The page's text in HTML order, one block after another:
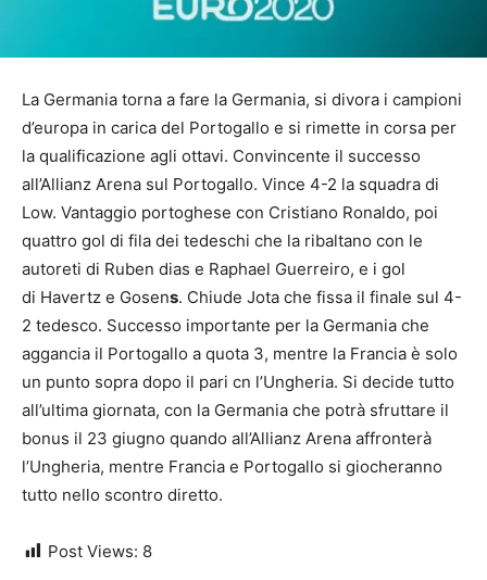
La Germania torna a fare la Germania, si divora i campioni
d’europa in carica del Portogallo e si rimette in corsa per
la qualificazione agli ottavi. Convincente il successo
all’Allianz Arena sul Portogallo. Vince 4-2 la squadra di
Low. Vantaggio portoghese con Cristiano Ronaldo, poi
quattro gol di fila dei tedeschi che la ribaltano con le
autoreti di Ruben dias e Raphael Guerreiro, e i gol
di Havertz e Gosens. Chiude Jota che fissa il finale sul 4-
2 tedesco. Successo importante per la Germania che
aggancia il Portogallo a quota 3, mentre la Francia è solo
un punto sopra dopo il pari cn l’Ungheria. Si decide tutto
all’ultima giornata, con la Germania che potrà sfruttare il
bonus il 23 giugno quando all’Allianz Arena affronterà
l’Ungheria, mentre Francia e Portogallo si giocheranno
tutto nello scontro diretto.
Post Views: 8